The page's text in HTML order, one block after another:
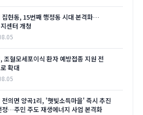
집현동, 15번째 행정동 시대 본격화…
센터 개청
조혈모세포이식 환자 예방접종 지원 전
확대
전의면 양곡1리, '햇빛소득마을' 즉시 추진
정…주민 주도 재생에너지 사업 본격화